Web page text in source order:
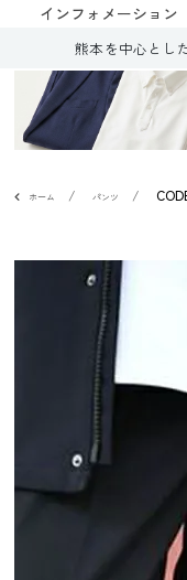
インフォメーション
熊本を中心とし
ホーム パンツ